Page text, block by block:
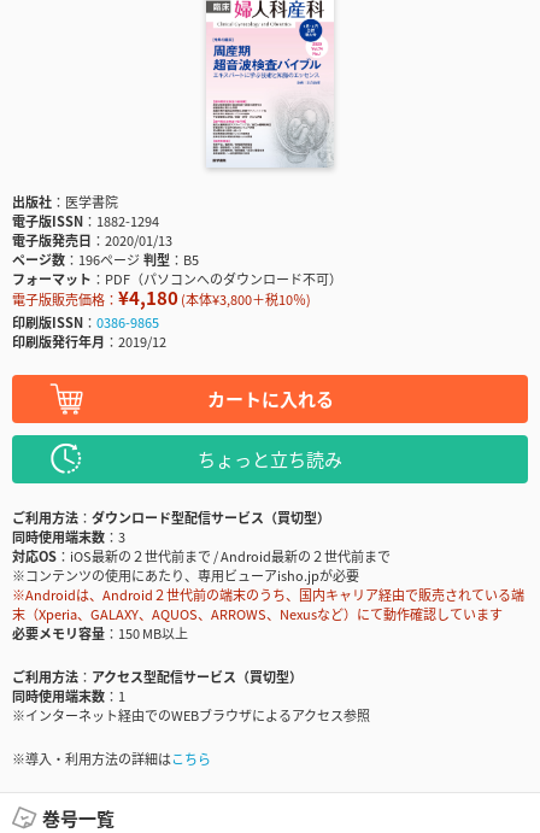
出版社
医学書院
電子版ISSN
1882-1294
電子版発売日
2020/01/13
ページ数
196ページ判型
B5
フォーマット
PDF（パソコンへのダウンロード不可）
電子版販売価格： ¥4,180(本体¥3,800＋税10％)
印刷版ISSN
0386-9865
印刷版発行年月
2019/12
カートに入れる
ちょっと立ち読み
ご利用方法
ダウンロード型配信サービス（買切型）
同時使用端末数
3
対応OS
iOS最新の２世代前まで / Android最新の２世代前まで
※コンテンツの使用にあたり、専用ビューアisho.jpが必要
※Androidは、Android２世代前の端末のうち、国内キャリア経由で販売されている端
末（Xperia、GALAXY、AQUOS、ARROWS、Nexusなど）にて動作確認しています
必要メモリ容量
150 MB以上
ご利用方法
アクセス型配信サービス（買切型）
同時使用端末数
1
※インターネット経由でのWEBブラウザによるアクセス参照
※導入・利用方法の詳細はこちら
巻号一覧